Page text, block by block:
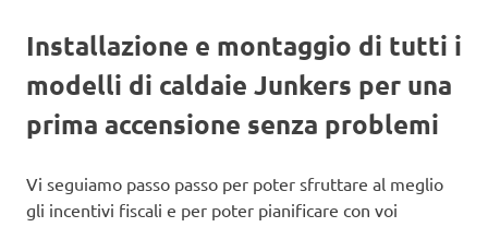
Installazione e montaggio di tutti i
modelli di caldaie Junkers per una
prima accensione senza problemi
Vi seguiamo passo passo per poter sfruttare al meglio
gli incentivi fiscali e per poter pianificare con voi